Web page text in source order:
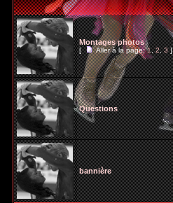
Montages photos
[ Aller à la page:1,2,3]
Questions
bannière